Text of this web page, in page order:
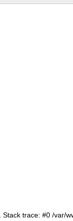
trace: #0 /var/